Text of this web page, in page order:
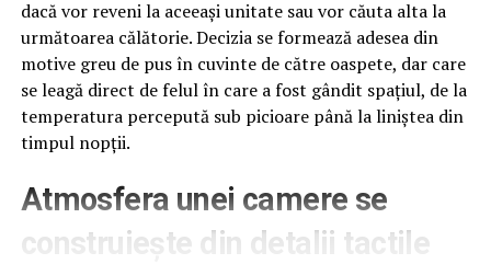
dacă vor reveni la aceeași unitate sau vor căuta alta la
următoarea călătorie. Decizia se formează adesea din
motive greu de pus în cuvinte de către oaspete, dar care
se leagă direct de felul în care a fost gândit spațiul, de la
temperatura percepută sub picioare până la liniștea din
timpul nopții.
Atmosfera unei camere se
construiește din detalii tactile